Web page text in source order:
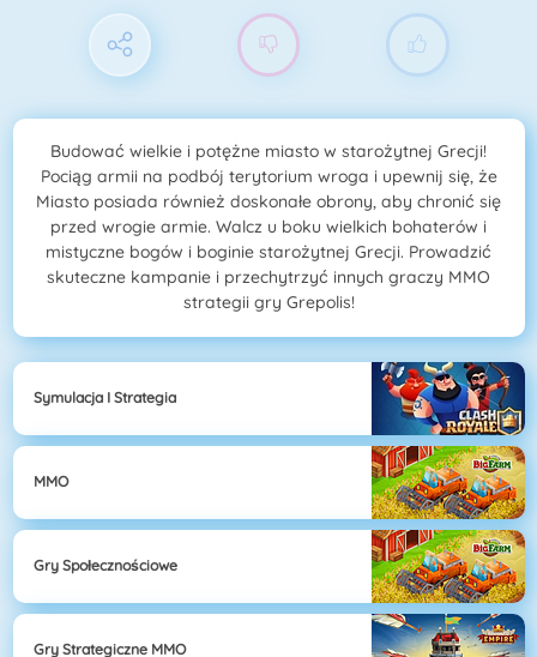
Budować wielkie i potężne miasto w starożytnej Grecji!
Pociąg armii na podbój terytorium wroga i upewnij się, że
Miasto posiada również doskonałe obrony, aby chronić się
przed wrogie armie. Walcz u boku wielkich bohaterów i
mistyczne bogów i boginie starożytnej Grecji. Prowadzić
skuteczne kampanie i przechytrzyć innych graczy MMO
strategii gry Grepolis!
Symulacja I Strategia
MMO
Gry Społecznościowe
Gry Strategiczne MMO